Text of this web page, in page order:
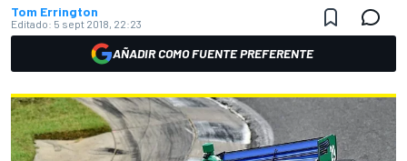
Tom Errington
Editado: 5 sept 2018, 22:23
AÑADIR COMO FUENTE PREFERENTE